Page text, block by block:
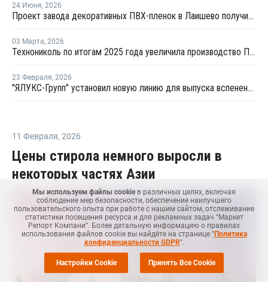
24 Июня, 2026
Проект завода декоративных ПВХ-пленок в Лаишево получил заключение госэкспертизы
03 Марта, 2026
Технониколь по итогам 2025 года увеличила производство ПВХ-мембран
23 Февраля, 2026
"ЯЛУКС-Групп" установил новую линию для выпуска вспененных ПВХ-листов
11 Февраля, 2026
Цены стирола немного выросли в
некоторых частях Азии
Мы используем файлы cookie в различных целях, включая
соблюдение мер безопасности, обеспечение наилучшего
пользовательского опыта при работе с нашим сайтом, отслеживание
статистики посещения ресурса и для рекламных задач “Маркет
Репорт Компани”. Более детальную информацию о правилах
использования файлов cookie вы найдёте на странице "Политика
конфиденциальности GDPR".
Настройки Cookie Принять Все Cookie